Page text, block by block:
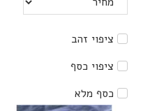
ציפוי זהב
ציפוי כסף
כסף מלא